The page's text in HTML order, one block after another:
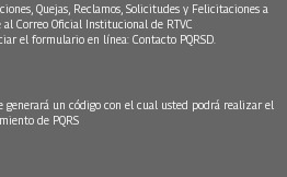
Quejas, Reclamos, Solicitudes y Felicitaciones a
Correo Oficial Institucional de RTVC
el formulario en línea: Contacto PQRSD.
un código con el cual usted podrá realizar el
de PQRS